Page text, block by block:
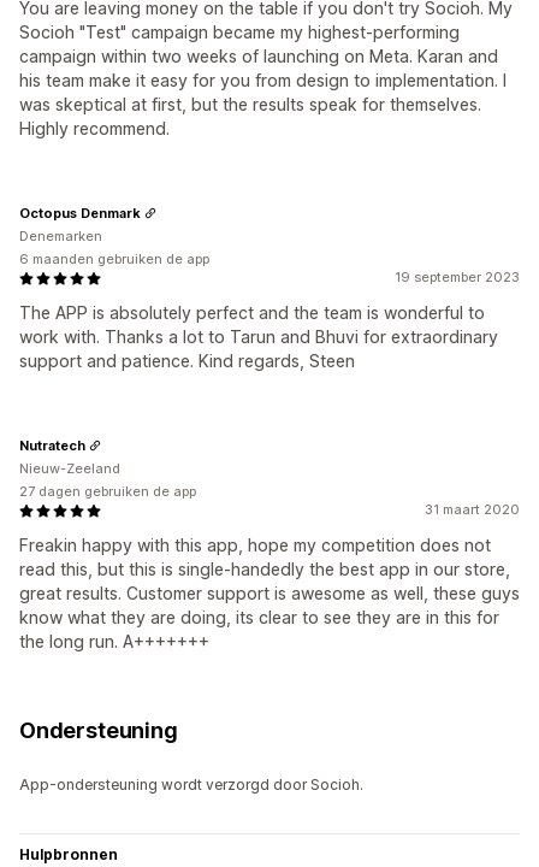
You are leaving money on the table if you don't try Socioh. My
Socioh "Test" campaign became my highest-performing
campaign within two weeks of launching on Meta. Karan and
his team make it easy for you from design to implementation. I
was skeptical at first, but the results speak for themselves.
Highly recommend.
19 september 2023
The APP is absolutely perfect and the team is wonderful to
work with. Thanks a lot to Tarun and Bhuvi for extraordinary
support and patience. Kind regards, Steen
Octopus Denmark
Denemarken
6 maanden gebruiken de app
31 maart 2020
Freakin happy with this app, hope my competition does not
read this, but this is single-handedly the best app in our store,
great results. Customer support is awesome as well, these guys
know what they are doing, its clear to see they are in this for
the long run. A+++++++
Nutratech
Nieuw-Zeeland
27 dagen gebruiken de app
Ondersteuning
App-ondersteuning wordt verzorgd door Socioh.
Hulpbronnen